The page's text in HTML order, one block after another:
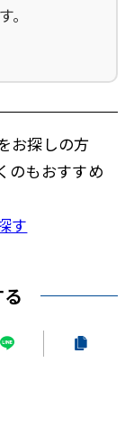
お探しの方
のもおすすめ
す